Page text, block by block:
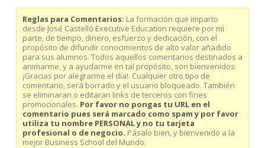
Reglas para Comentarios: La formación que imparto
desde José Castelló Executive Education requiere por mi
parte, de tiempo, dinero, esfuerzo y dedicación, con el
propósito de difundir conocimientos de alto valor añadido
para sus alumnos. Todos aquellos comentarios destinados a
animarme, y a ayudarme en tal propósito, son bienvenidos:
¡Gracias por alegrarme el día!. Cualquier otro tipo de
comentario, será borrado y el usuario bloqueado. También
se eliminaran o editaran links de terceros con fines
promocionales. Por favor no pongas tu URL en el
comentario pues será marcado como spam y por favor
utiliza tu nombre PERSONAL y no tu tarjeta
profesional o de negocio. Pásalo bien, y bienvenido a la
mejor Business School del Mundo.